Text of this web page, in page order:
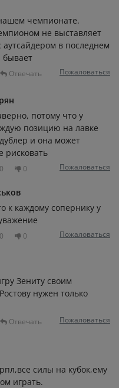
чемпионате.
не выставляет
аутсайдером в последнем
бывает
Отвечать Пожаловаться
потому что у
позицию на лавке
и она может
рисковать
0 0 Пожаловаться
к каждому сопернику у
0 0 Пожаловаться
Зениту своим
нужен только
Отвечать Пожаловаться
силы на кубок,ему
играть.